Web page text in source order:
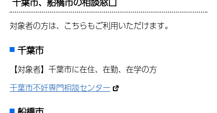
対象者の方は、こちらもご利用いただけます。
千葉市
【対象者】千葉市に在住、在勤、在学の方
千葉市不妊専門相談センター